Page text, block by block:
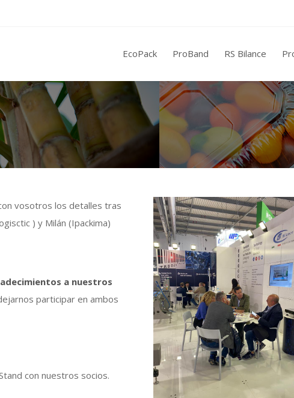
EcoPack ProBand RS Bilance
vosotros los detalles tras
) y Milán (Ipackima)
a nuestros
participar en ambos
con nuestros socios.